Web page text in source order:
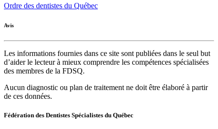
Ordre des dentistes du Québec
Avis
Les informations fournies dans ce site sont publiées dans le seul but
d’aider le lecteur à mieux comprendre les compétences spécialisées
des membres de la FDSQ.
Aucun diagnostic ou plan de traitement ne doit être élaboré à partir
de ces données.
Fédération des Dentistes Spécialistes du Québec